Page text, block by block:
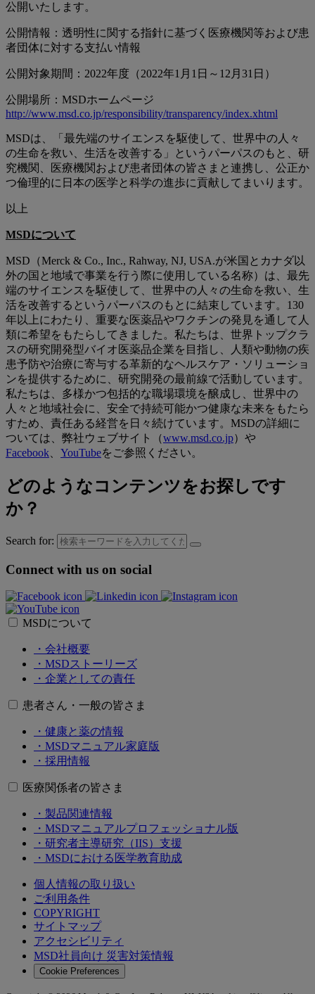
公開いたします。
公開情報：透明性に関する指針に基づく医療機関等および患
者団体に対する支払い情報
公開対象期間：2022年度（2022年1月1日～12月31日）
公開場所：MSDホームページ
http://www.msd.co.jp/responsibility/transparency/index.xhtml
MSDは、「最先端のサイエンスを駆使して、世界中の人々
の生命を救い、生活を改善する」というパーパスのもと、研
究機関、医療機関および患者団体の皆さまと連携し、公正か
つ倫理的に日本の医学と科学の進歩に貢献してまいります。
以上
MSDについて
MSD（Merck & Co., Inc., Rahway, NJ, USA.が米国とカナダ以
外の国と地域で事業を行う際に使用している名称）は、最先
端のサイエンスを駆使して、世界中の人々の生命を救い、生
活を改善するというパーパスのもとに結束しています。130
年以上にわたり、重要な医薬品やワクチンの発見を通して人
類に希望をもたらしてきました。私たちは、世界トップクラ
スの研究開発型バイオ医薬品企業を目指し、人類や動物の疾
患予防や治療に寄与する革新的なヘルスケア・ソリューショ
ンを提供するために、研究開発の最前線で活動しています。
私たちは、多様かつ包括的な職場環境を醸成し、世界中の
人々と地域社会に、安全で持続可能かつ健康な未来をもたら
すため、責任ある経営を日々続けています。MSDの詳細に
ついては、弊社ウェブサイト（www.msd.co.jp）や
Facebook
YouTubeをご参照ください。
どのようなコンテンツをお探しです
か？
Search for:
Connect with us on social
MSDについて
・会社概要
・MSDストーリーズ
・企業としての責任
患者さん・一般の皆さま
・健康と薬の情報
・MSDマニュアル家庭版
・採用情報
医療関係者の皆さま
・製品関連情報
・MSDマニュアルプロフェッショナル版
・研究者主導研究（IIS）支援
・MSDにおける医学教育助成
個人情報の取り扱い
ご利用条件
COPYRIGHT
サイトマップ
アクセシビリティ
MSD社員向け 災害対策情報
Cookie Preferences